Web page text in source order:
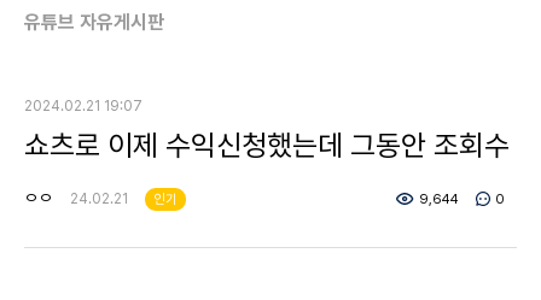
유튜브 자유게시판
2024.02.21 19:07
쇼츠로 이제 수익신청했는데 그동안 조회수
ㅇㅇ 24.02.21 인기 9,644 0